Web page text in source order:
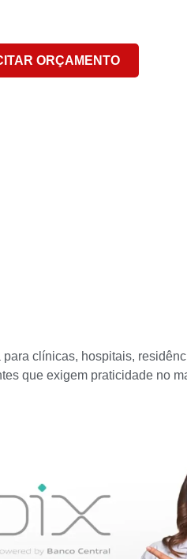
ORÇAMENTO
clínicas, hospitais,
que exigem praticidade no